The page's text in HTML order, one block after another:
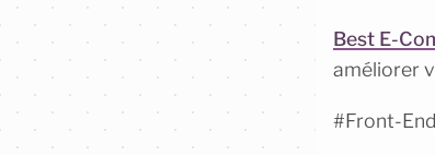
Best E-
améliorer
#Front-End